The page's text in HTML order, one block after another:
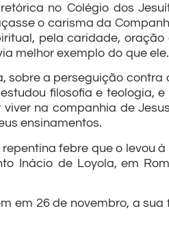
no Colégio dos
o carisma da
pela caridade,
melhor exemplo do que ele.
sobre a perseguição
filosofia e teologia,
na companhia de
ensinamentos.
febre que o levou
Inácio de Loyola, em
em 26 de novembro, a